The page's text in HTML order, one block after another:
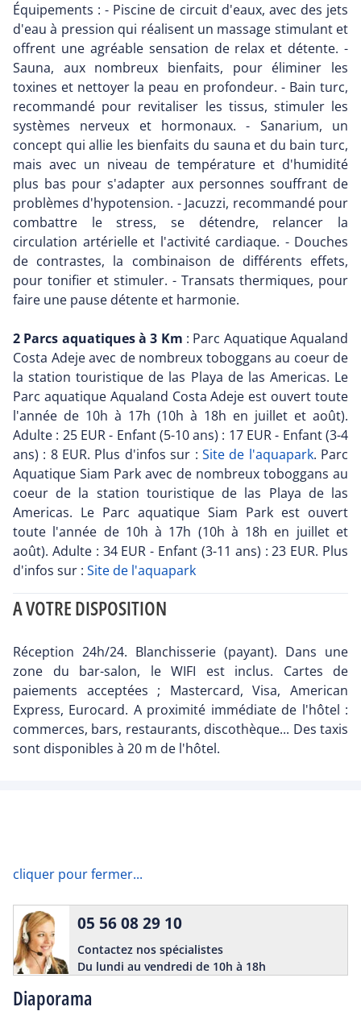
Équipements : - Piscine de circuit d'eaux, avec des jets
d'eau à pression qui réalisent un massage stimulant et
offrent une agréable sensation de relax et détente. -
Sauna, aux nombreux bienfaits, pour éliminer les
toxines et nettoyer la peau en profondeur. - Bain turc,
recommandé pour revitaliser les tissus, stimuler les
systèmes nerveux et hormonaux. - Sanarium, un
concept qui allie les bienfaits du sauna et du bain turc,
mais avec un niveau de température et d'humidité
plus bas pour s'adapter aux personnes souffrant de
problèmes d'hypotension. - Jacuzzi, recommandé pour
combattre le stress, se détendre, relancer la
circulation artérielle et l'activité cardiaque. - Douches
de contrastes, la combinaison de différents effets,
pour tonifier et stimuler. - Transats thermiques, pour
faire une pause détente et harmonie.
2 Parcs aquatiques à 3 Km : Parc Aquatique Aqualand
Costa Adeje avec de nombreux toboggans au coeur de
la station touristique de las Playa de las Americas. Le
Parc aquatique Aqualand Costa Adeje est ouvert toute
l'année de 10h à 17h (10h à 18h en juillet et août).
Adulte : 25 EUR - Enfant (5-10 ans) : 17 EUR - Enfant (3-4
ans) : 8 EUR. Plus d'infos sur : Site de l'aquapark. Parc
Aquatique Siam Park avec de nombreux toboggans au
coeur de la station touristique de las Playa de las
Americas. Le Parc aquatique Siam Park est ouvert
toute l'année de 10h à 17h (10h à 18h en juillet et
août). Adulte : 34 EUR - Enfant (3-11 ans) : 23 EUR. Plus
d'infos sur : Site de l'aquapark
A VOTRE DISPOSITION
Réception 24h/24. Blanchisserie (payant). Dans une
zone du bar-salon, le WIFI est inclus. Cartes de
paiements acceptées ; Mastercard, Visa, American
Express, Eurocard. A proximité immédiate de l'hôtel :
commerces, bars, restaurants, discothèque... Des taxis
sont disponibles à 20 m de l'hôtel.
cliquer pour fermer...
Diaporama
05 56 08 29 10
Contactez nos spécialistes
Du lundi au vendredi de 10h à 18h